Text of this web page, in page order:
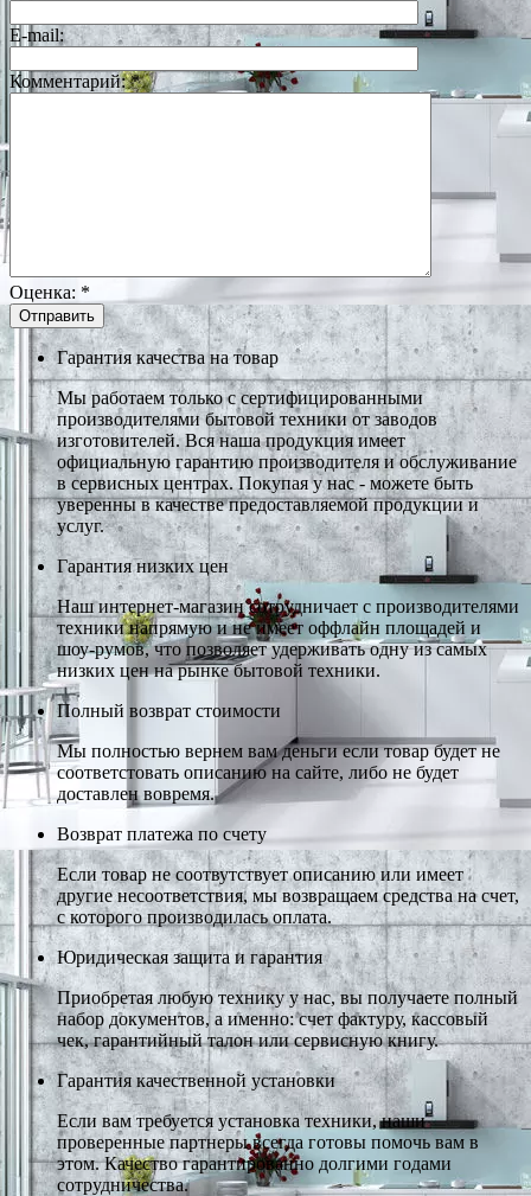
E-mail:
Комментарий:*
Оценка: *
Гарантия качества на товар
Мы работаем только с сертифицированными
производителями бытовой техники от заводов
изготовителей. Вся наша продукция имеет
официальную гарантию производителя и обслуживание
в сервисных центрах. Покупая у нас - можете быть
уверенны в качестве предоставляемой продукции и
услуг.
Гарантия низких цен
Наш интернет-магазин сотрудничает с производителями
техники напрямую и не имеет оффлайн площадей и
шоу-румов, что позволяет удерживать одну из самых
низких цен на рынке бытовой техники.
Полный возврат стоимости
Мы полностью вернем вам деньги если товар будет не
соответстовать описанию на сайте, либо не будет
доставлен вовремя.
Возврат платежа по счету
Если товар не соотвутствует описанию или имеет
другие несоответствия, мы возвращаем средства на счет,
с которого производилась оплата.
Юридическая защита и гарантия
Приобретая любую технику у нас, вы получаете полный
набор документов, а именно: счет фактуру, кассовый
чек, гарантийный талон или сервисную книгу.
Гарантия качественной установки
Если вам требуется установка техники, наши
проверенные партнеры всегда готовы помочь вам в
этом. Качество гарантированно долгими годами
сотрудничества.